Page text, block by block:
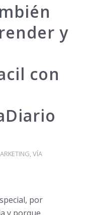
y
con
,VÍA
por
y porque